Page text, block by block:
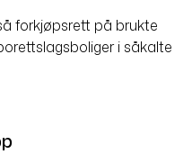
forkjøpsrett på brukte
i såkalte